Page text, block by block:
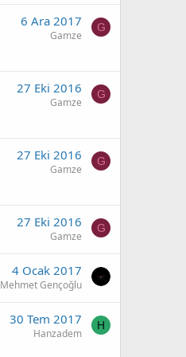
6 Ara 2017
Gamze
G
27 Eki 2016
Gamze
G
27 Eki 2016
Gamze
G
27 Eki 2016
Gamze
G
4 Ocak 2017
Mehmet Gençoğlu
30 Tem 2017
Hanzadem
H